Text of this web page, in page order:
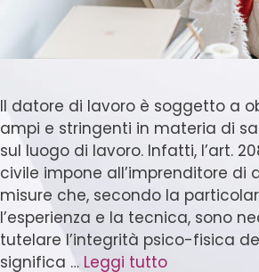
Il datore di lavoro è soggetto a
ampi e stringenti in materia di
sul luogo di lavoro. Infatti, l’art.
civile impone all’imprenditore di
misure che, secondo la
l’esperienza e la tecnica, sono
tutelare l’integrità psico-fisica
significa … Leggi tutto